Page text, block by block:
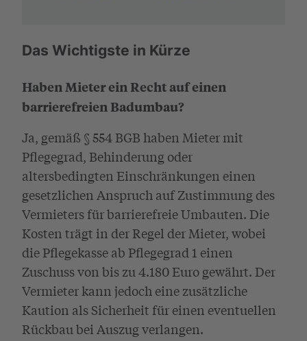
Das Wichtigste in Kürze
Haben Mieter ein Recht auf einen
barrierefreien Badumbau?
Ja, gemäß § 554 BGB haben Mieter mit
Pflegegrad, Behinderung oder
altersbedingten Einschränkungen einen
gesetzlichen Anspruch auf Zustimmung des
Vermieters für barrierefreie Umbauten. Die
Kosten trägt in der Regel der Mieter, wobei
die Pflegekasse ab Pflegegrad 1 einen
Zuschuss von bis zu 4.180 Euro gewährt. Der
Vermieter kann jedoch eine zusätzliche
Kaution als Sicherheit für einen eventuellen
Rückbau bei Auszug verlangen.